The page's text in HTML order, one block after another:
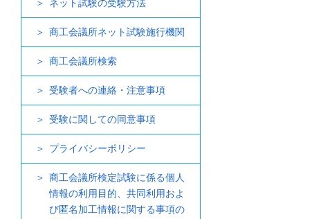
ネット試験の受験方法
商工会議所ネット試験施行機関
商工会議所検索
受験者への連絡・注意事項
受験に関しての同意事項
プライバシーポリシー
商工会議所検定試験に係る個人
情報の利用目的、共同利用およ
び匿名加工情報に関する事項の